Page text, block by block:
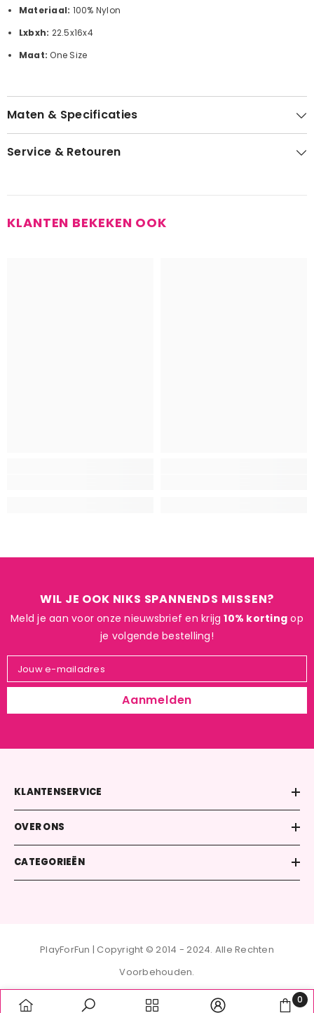
Materiaal: 100% Nylon
Lxbxh: 22.5x16x4
Maat: One Size
Maten & Specificaties
Service & Retouren
KLANTEN BEKEKEN OOK
WIL JE OOK NIKS SPANNENDS MISSEN?
Meld je aan voor onze nieuwsbrief en krijg10% korting op
je volgende bestelling!
Jouw e-mailadres
Aanmelden
KLANTENSERVICE
OVER ONS
CATEGORIEËN
PlayForFun | Copyright © 2014 - 2024. Alle Rechten
Voorbehouden.
Betaalmethoden
0